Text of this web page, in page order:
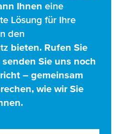
Ihnen eine
Lösung für Ihre
den
bieten. Rufen Sie
Sie uns noch
– gemeinsam
wie wir Sie